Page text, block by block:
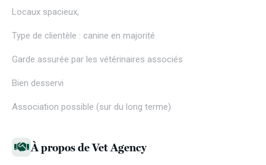
Locaux spacieux,
Type de clientèle : canine en majorité
Garde assurée par les vétérinaires associés
Bien desservi
Association possible (sur du long terme)
À propos de Vet Agency